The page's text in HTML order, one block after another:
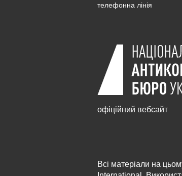
телефонна лінія
офіційний вебсайт
Всі матеріали на